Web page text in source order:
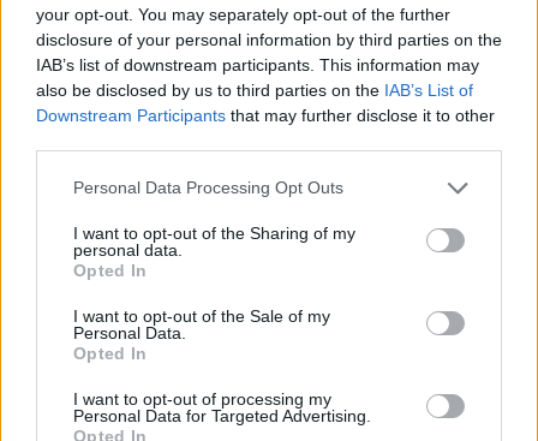
your opt-out. You may separately opt-out of the further
disclosure of your personal information by third parties on the
IAB’s list of downstream participants. This information may
also be disclosed by us to third parties on the IAB’s List of
Downstream Participants that may further disclose it to other
Personal Data Processing Opt Outs
I want to opt-out of the Sharing of my
personal data.
Opted In
I want to opt-out of the Sale of my
Personal Data.
Opted In
I want to opt-out of processing my
Personal Data for Targeted Advertising.
Opted In
πόσιμο νερό σε όλο τον Δήμο
Χανίων
Το νερό είναι δίπλα σου και μπορείς να το
απολαμβάνεις χωρίς πλαστικά μπουκάλια.